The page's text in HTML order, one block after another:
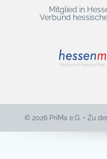
Mitglied in
Verbund
© 2026 PriMa e.G. • Zu